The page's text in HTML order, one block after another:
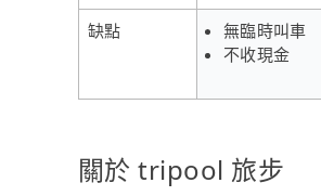
缺點
無臨時叫車
不收現金
關於 tripool 旅步